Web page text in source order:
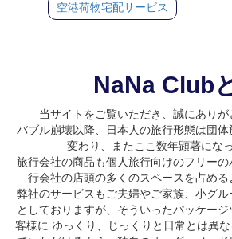
空港荷物宅配サービス
NaNa Club
当サイトをご覧いただき、誠にありが
バブル崩壊以降、日本人の旅行形態は団体
変わり、またここ数年顕著にな
旅行会社の商品も個人旅行向けのフリー
行会社の店頭の多くのスペースを占める
弊社のサービスもご夫婦やご家族、小グ
としておりますが、そういったパッケー
客様に ゆっくり、じっくりと日常とは異